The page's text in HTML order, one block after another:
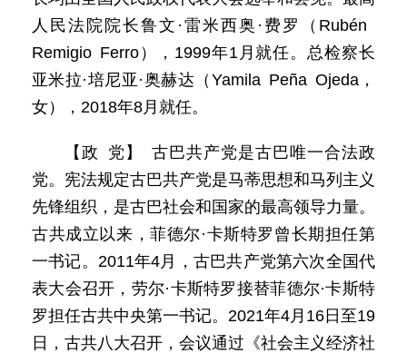
人民法院院长鲁文·雷米西奥·费罗（Rubén
Remigio Ferro），1999年1月就任。总检察长
亚米拉·培尼亚·奥赫达（Yamila Peña Ojeda，
女），2018年8月就任。
【政 党】 古巴共产党是古巴唯一合法政
党。宪法规定古巴共产党是马蒂思想和马列主义
先锋组织，是古巴社会和国家的最高领导力量。
古共成立以来，菲德尔·卡斯特罗曾长期担任第
一书记。2011年4月，古巴共产党第六次全国代
表大会召开，劳尔·卡斯特罗接替菲德尔·卡斯特
罗担任古共中央第一书记。2021年4月16日至19
日，古共八大召开，会议通过《社会主义经济社